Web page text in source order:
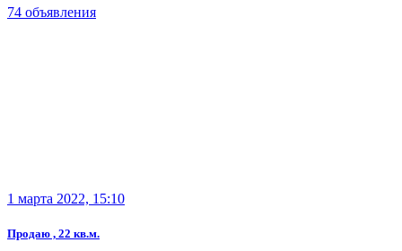
74 объявления
1 марта 2022, 15:10
Продаю , 22 кв.м.